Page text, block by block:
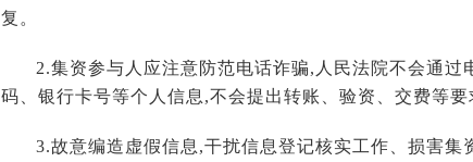
复。
2.集资参与人应注意防范电话诈骗,人民法院不会通
码、银行卡号等个人信息,不会提出转账、验资、交费等要
3.故意编造虚假信息,干扰信息登记核实工作、损害集